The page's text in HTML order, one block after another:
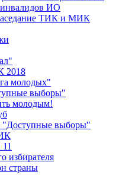
ИО
ТИК и МИК
2018
молодых"
выборы"
молодым!
"Доступные выборы"
избирателя
страны